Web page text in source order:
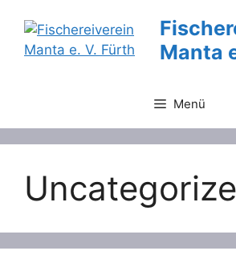
Inhalt
springen
Manta
Menü